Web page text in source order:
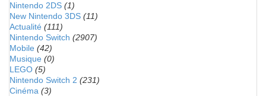
Nintendo 2DS (1)
New Nintendo 3DS (11)
Actualité (111)
Nintendo Switch (2907)
Mobile (42)
Musique (0)
LEGO (5)
Nintendo Switch 2 (231)
Cinéma (3)